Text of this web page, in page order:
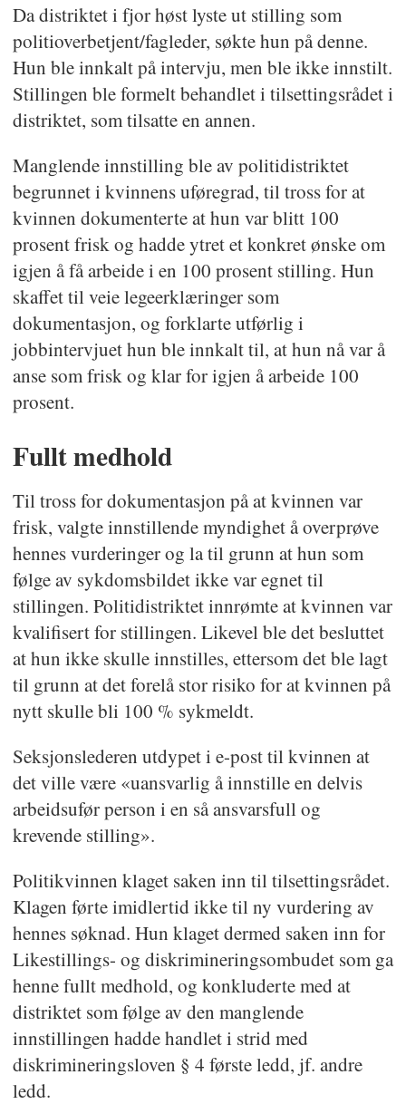
Da distriktet i fjor høst lyste ut stilling som
politioverbetjent/fagleder, søkte hun på denne.
Hun ble innkalt på intervju, men ble ikke innstilt.
Stillingen ble formelt behandlet i tilsettingsrådet i
distriktet, som tilsatte en annen.
Manglende innstilling ble av politidistriktet
begrunnet i kvinnens uføregrad, til tross for at
kvinnen dokumenterte at hun var blitt 100
prosent frisk og hadde ytret et konkret ønske om
igjen å få arbeide i en 100 prosent stilling. Hun
skaffet til veie legeerklæringer som
dokumentasjon, og forklarte utførlig i
jobbintervjuet hun ble innkalt til, at hun nå var å
anse som frisk og klar for igjen å arbeide 100
prosent.
Fullt medhold
Til tross for dokumentasjon på at kvinnen var
frisk, valgte innstillende myndighet å overprøve
hennes vurderinger og la til grunn at hun som
følge av sykdomsbildet ikke var egnet til
stillingen. Politidistriktet innrømte at kvinnen var
kvalifisert for stillingen. Likevel ble det besluttet
at hun ikke skulle innstilles, ettersom det ble lagt
til grunn at det forelå stor risiko for at kvinnen på
nytt skulle bli 100 % sykmeldt.
Seksjonslederen utdypet i e-post til kvinnen at
det ville være «uansvarlig å innstille en delvis
arbeidsufør person i en så ansvarsfull og
krevende stilling».
Politikvinnen klaget saken inn til tilsettingsrådet.
Klagen førte imidlertid ikke til ny vurdering av
hennes søknad. Hun klaget dermed saken inn for
Likestillings- og diskrimineringsombudet som ga
henne fullt medhold, og konkluderte med at
distriktet som følge av den manglende
innstillingen hadde handlet i strid med
diskrimineringsloven § 4 første ledd, jf. andre
ledd.